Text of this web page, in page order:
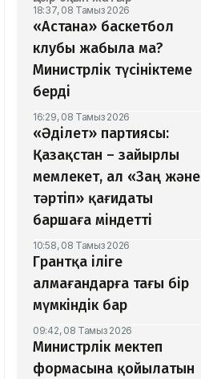
18:37, 08 Тамыз 2026
«Астана» баскетбол
клубы жабыла ма?
Министрлік түсініктеме
берді
16:29, 08 Тамыз 2026
«Әділет» партиясы:
Қазақстан – зайырлы
мемлекет, ал «Заң және
тәртіп» қағидаты
баршаға міндетті
10:58, 08 Тамыз 2026
Грантқа іліге
алмағандарға тағы бір
мүмкіндік бар
09:42, 08 Тамыз 2026
Министрлік мектеп
формасына қойылатын